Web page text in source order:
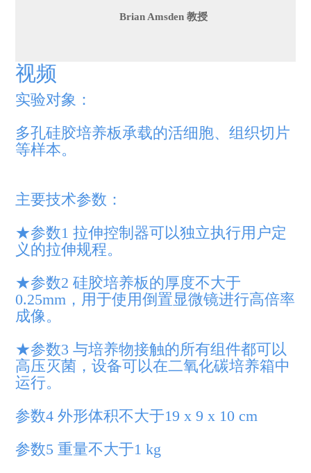
Brian Amsden 教授
视频
实验对象：
多孔硅胶培养板承载的活细胞、组织切片
等样本。
主要技术参数：
★参数1 拉伸控制器可以独立执行用户定
义的拉伸规程。
★参数2 硅胶培养板的厚度不大于
0.25mm，用于使用倒置显微镜进行高倍率
成像。
★参数3 与培养物接触的所有组件都可以
高压灭菌，设备可以在二氧化碳培养箱中
运行。
参数4 外形体积不大于19 x 9 x 10 cm
参数5 重量不大于1 kg